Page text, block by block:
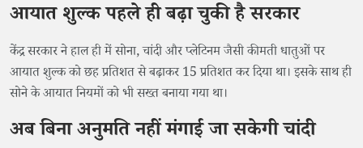
आयात शुल्क पहले ही बढ़ा चुकी है सरकार
केंद्र सरकार ने हाल ही में सोना, चांदी और प्लेटिनम जैसी कीमती धातुओं पर
आयात शुल्क को छह प्रतिशत से बढ़ाकर 15 प्रतिशत कर दिया था। इसके साथ ही
सोने के आयात नियमों को भी सख्त बनाया गया था।
अब बिना अनुमति नहीं मंगाई जा सकेगी चांदी